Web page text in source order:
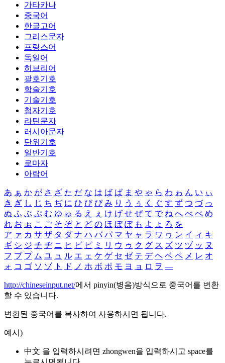
가타카나
중국어
한글고어
그리스문자
프랑스어
독일어
히브리어
괄호기호
학술기호
기술기호
첨자기호
라틴문자
러시아문자
단위기호
일반기호
로마자
아랍어
あ ぁ か が さ ざ た だ な は ば ぱ ま や ゃ ら わ ゎ ん い ぃ
き ぎ し じ ち ぢ に ひ び ぴ み り う ぅ く ぐ す ず つ づ っ
ぬ ふ ぶ ぷ む ゆ ゅ る え ぇ け げ せ ぜ て で ね へ べ ぺ め
れ お ぉ こ ご そ ぞ と ど の ほ ぼ ぽ も よ ょ ろ を
ア ァ カ サ ザ タ ダ ナ ハ バ パ マ ヤ ャ ラ ワ ヮ ン イ ィ キ
ギ シ ジ チ ヂ ニ ヒ ビ ピ ミ リ ウ ゥ ク グ ス ズ ツ ヅ ッ ヌ
フ ブ プ ム ユ ュ ル エ ェ ケ ゲ セ ゼ テ デ ヘ ベ ペ メ レ オ
ォ コ ゴ ソ ゾ ト ド ノ ホ ボ ポ モ ヨ ョ ロ ヲ ―
http://chineseinput.net/에서 pinyin(병음)방식으로 중국어를 변환
할 수 있습니다.
변환된 중국어를 복사하여 사용하시면 됩니다.
예시)
中文 을 입력하시려면 zhongwen을 입력하시고 space를